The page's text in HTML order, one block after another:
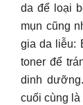
da để loại
mụn cũng
gia da liễu:
toner để
dinh
cuối cùng là